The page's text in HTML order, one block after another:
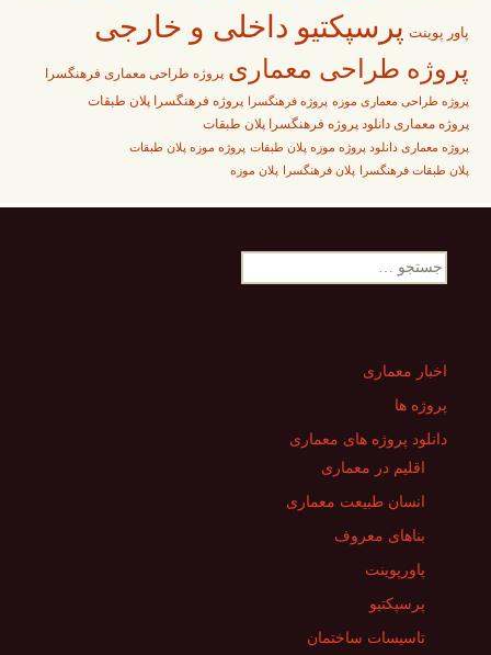
پاور پوینت پرسپکتیو داخلی و خارجی
پروژه طراحی معماری پروژه طراحی معماری فرهنگسرا
پروژه طراحی معماری موزه پروژه فرهنگسرا
پروژه فرهنگسرا پلان طبقات
پروژه معماری دانلود پروژه فرهنگسرا پلان طبقات
پروژه معماری دانلود پروژه موزه پلان طبقات پروژه موزه پلان طبقات
پلان طبقات فرهنگسرا پلان فرهنگسرا پلان موزه
جستجو
برای:
اخبار معماری
پروژه ها
دانلود پروژه های معماری
اقلیم در معماری
انسان طبیعت معماری
بناهای معروف
پاورپوینت
پرسپکتیو
تاسیسات ساختمان